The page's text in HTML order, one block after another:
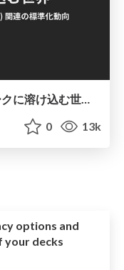
0 13k
options and
your decks